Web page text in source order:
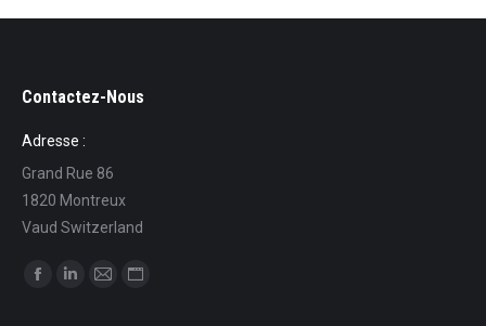
Contactez-Nous
Adresse :
Grand Rue 86
1820 Montreux
Vaud Switzerland
Find us on: